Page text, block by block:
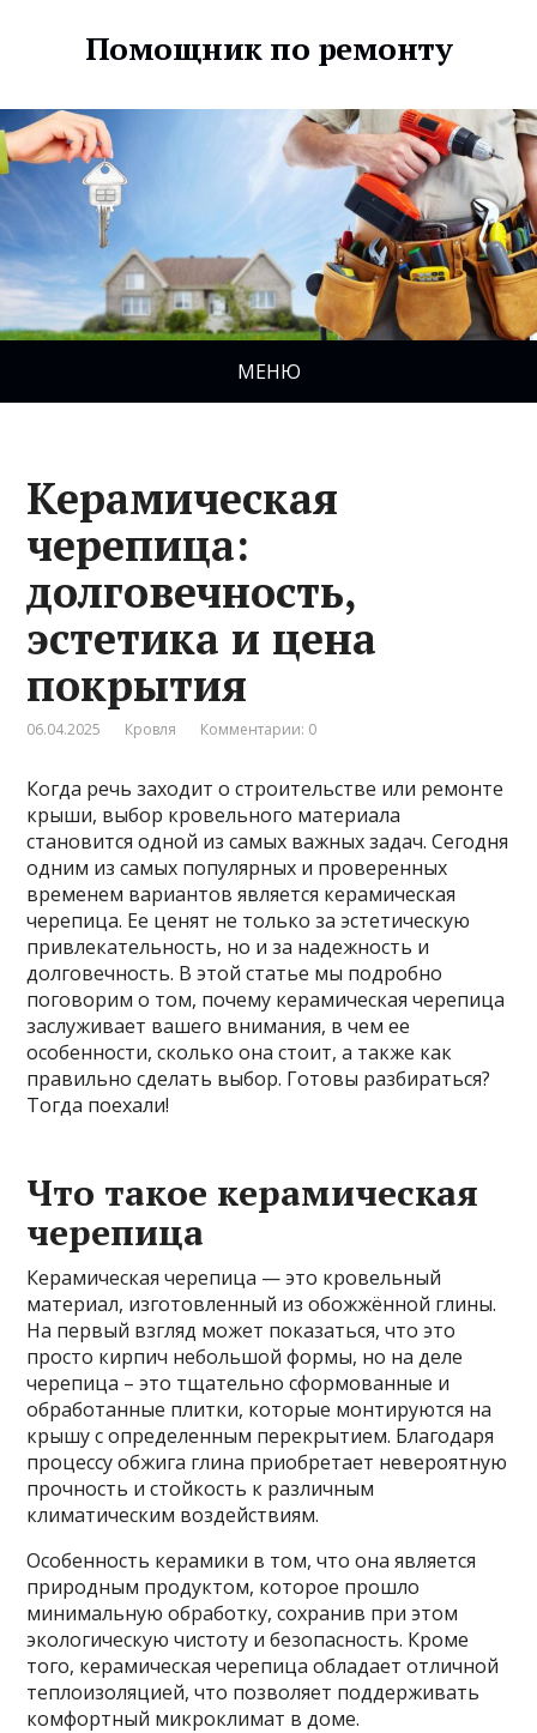
Помощник по ремонту
МЕНЮ
Керамическая
черепица:
долговечность,
эстетика и цена
покрытия
06.04.2025 Кровля Комментарии: 0
Когда речь заходит о строительстве или ремонте
крыши, выбор кровельного материала
становится одной из самых важных задач. Сегодня
одним из самых популярных и проверенных
временем вариантов является керамическая
черепица. Ее ценят не только за эстетическую
привлекательность, но и за надежность и
долговечность. В этой статье мы подробно
поговорим о том, почему керамическая черепица
заслуживает вашего внимания, в чем ее
особенности, сколько она стоит, а также как
правильно сделать выбор. Готовы разбираться?
Тогда поехали!
Что такое керамическая
черепица
Керамическая черепица — это кровельный
материал, изготовленный из обожжённой глины.
На первый взгляд может показаться, что это
просто кирпич небольшой формы, но на деле
черепица – это тщательно сформованные и
обработанные плитки, которые монтируются на
крышу с определенным перекрытием. Благодаря
процессу обжига глина приобретает невероятную
прочность и стойкость к различным
климатическим воздействиям.
Особенность керамики в том, что она является
природным продуктом, которое прошло
минимальную обработку, сохранив при этом
экологическую чистоту и безопасность. Кроме
того, керамическая черепица обладает отличной
теплоизоляцией, что позволяет поддерживать
комфортный микроклимат в доме.